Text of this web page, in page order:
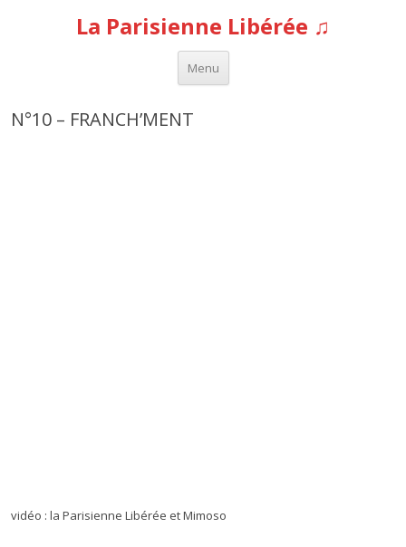
La Parisienne Libérée ♫
Menu
Aller au contenu
N°10 – FRANCH’MENT
vidéo : la Parisienne Libérée et Mimoso